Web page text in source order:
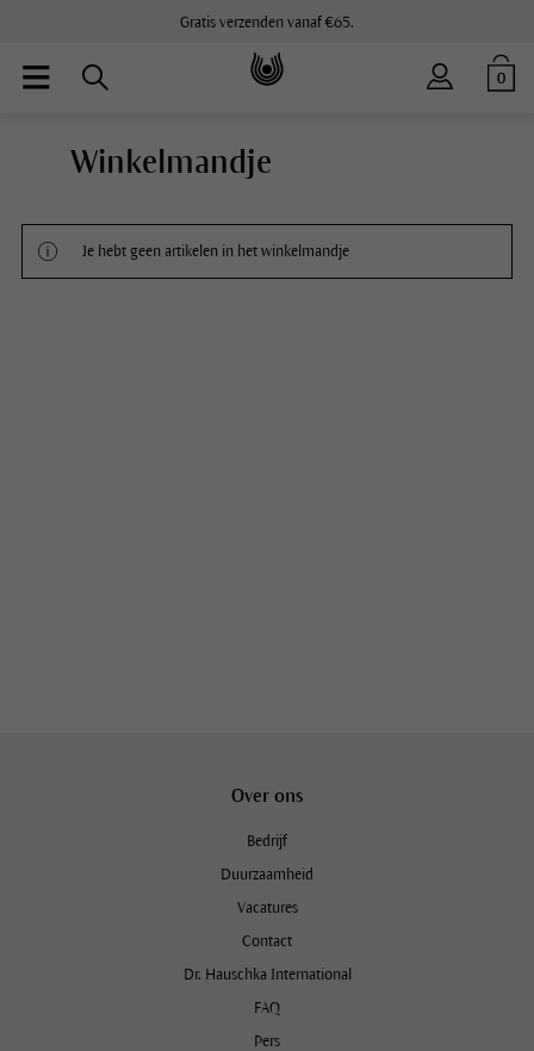
Gratis verzenden vanaf €65.
0
Winkelmandje
Je hebt geen artikelen in het winkelmandje
Over ons
Bedrijf
Duurzaamheid
Vacatures
Contact
Dr. Hauschka International
FAQ
Pers